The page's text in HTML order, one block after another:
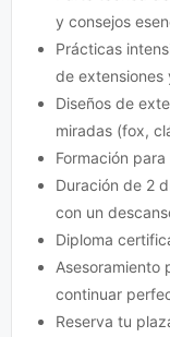
y consejos
Prácticas
de extensiones
Diseños de
miradas (fox,
Formación
Duración de 2
con un
Diploma
Asesoramiento
continuar
Reserva tu